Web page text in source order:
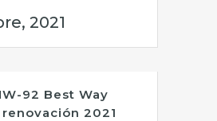
2021
92 Best Way
2021